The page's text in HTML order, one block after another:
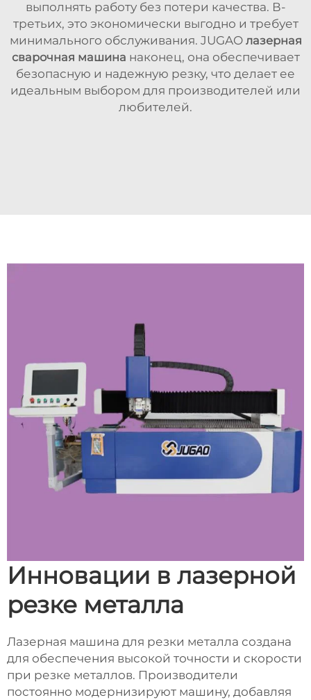
выполнять работу без потери качества. В-
третьих, это экономически выгодно и требует
минимального обслуживания. JUGAO лазерная
сварочная машина наконец, она обеспечивает
безопасную и надежную резку, что делает ее
идеальным выбором для производителей или
любителей.
Инновации в лазерной
резке металла
Лазерная машина для резки металла создана
для обеспечения высокой точности и скорости
при резке металлов. Производители
постоянно модернизируют машину, добавляя